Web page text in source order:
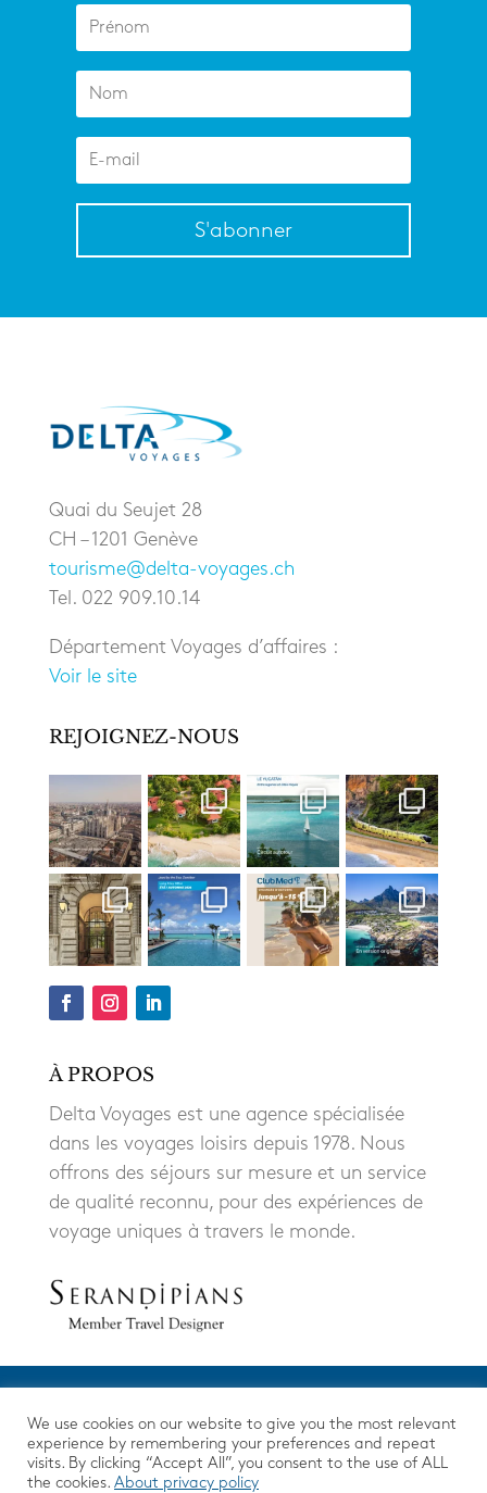
S'abonner
Quai du Seujet 28
CH – 1201 Genève
tourisme@delta-voyages.ch
Tel. 022 909.10.14
Département Voyages d’affaires :
Voir le site
REJOIGNEZ-NOUS
À PROPOS
Delta Voyages est une agence spécialisée
dans les voyages loisirs depuis 1978. Nous
offrons des séjours sur mesure et un service
de qualité reconnu, pour des expériences de
voyage uniques à travers le monde.
We use cookies on our website to give you the most relevant
experience by remembering your preferences and repeat
visits. By clicking “Accept All”, you consent to the use of ALL
the cookies. About privacy policy